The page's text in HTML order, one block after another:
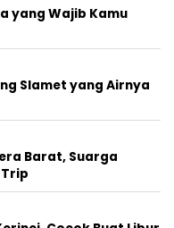
yang Wajib Kamu
Slamet yang Airnya
Barat, Suarga